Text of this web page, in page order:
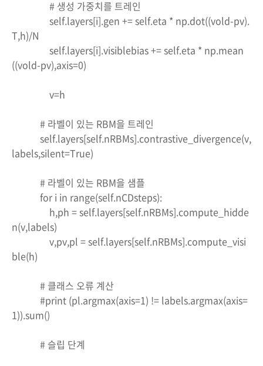
# 생성 가중치를 트레인
self.layers[i].gen += self.eta * np.dot((vold-pv).
T,h)/N
self.layers[i].visiblebias += self.eta * np.mean
((vold-pv),axis=0)
v=h
# 라벨이 있는 RBM을 트레인
self.layers[self.nRBMs].contrastive_divergence(v,
labels,silent=True)
# 라벨이 있는 RBM을 샘플
for i in range(self.nCDsteps):
h,ph = self.layers[self.nRBMs].compute_hidde
n(v,labels)
v,pv,pl = self.layers[self.nRBMs].compute_visi
ble(h)
# 클래스 오류 계산
#print (pl.argmax(axis=1) != labels.argmax(axis=
1)).sum()
# 슬립 단계